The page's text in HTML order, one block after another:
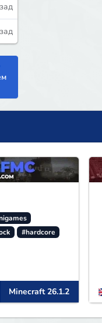
#hardcore
Minecraft 26.1.2